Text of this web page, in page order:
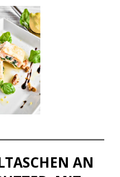
AN